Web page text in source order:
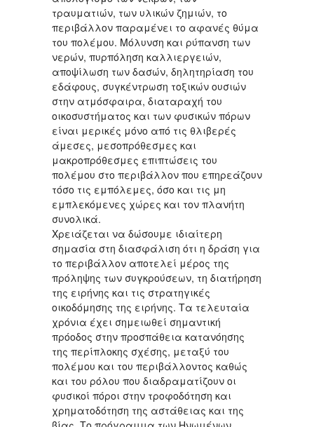
τραυματιών, των υλικών ζημιών, το
περιβάλλον παραμένει το αφανές θύμα
του πολέμου. Μόλυνση και ρύπανση των
νερών, πυρπόληση καλλιεργειών,
αποψίλωση των δασών, δηλητηρίαση του
εδάφους, συγκέντρωση τοξικών ουσιών
στην ατμόσφαιρα, διαταραχή του
οικοσυστήματος και των φυσικών πόρων
είναι μερικές μόνο από τις θλιβερές
άμεσες, μεσοπρόθεσμες και
μακροπρόθεσμες επιπτώσεις του
πολέμου στο περιβάλλον που επηρεάζουν
τόσο τις εμπόλεμες, όσο και τις μη
εμπλεκόμενες χώρες και τον πλανήτη
συνολικά.
Χρειάζεται να δώσουμε ιδιαίτερη
σημασία στη διασφάλιση ότι η δράση για
το περιβάλλον αποτελεί μέρος της
πρόληψης των συγκρούσεων, τη διατήρηση
της ειρήνης και τις στρατηγικές
οικοδόμησης της ειρήνης. Τα τελευταία
χρόνια έχει σημειωθεί σημαντική
πρόοδος στην προσπάθεια κατανόησης
της περίπλοκης σχέσης, μεταξύ του
πολέμου και του περιβάλλοντος καθώς
και του ρόλου που διαδραματίζουν οι
φυσικοί πόροι στην τροφοδότηση και
χρηματοδότηση της αστάθειας και της